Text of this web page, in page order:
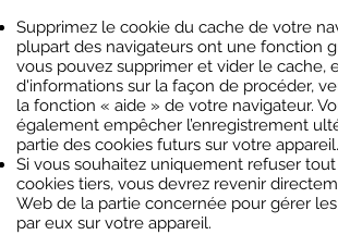
Supprimez le cookie du cache de votre
plupart des navigateurs ont une fonction
vous pouvez supprimer et vider le cache,
d'informations sur la façon de procéder,
la fonction « aide » de votre navigateur.
également empêcher l’enregistrement
partie des cookies futurs sur votre appareil.
Si vous souhaitez uniquement refuser
cookies tiers, vous devrez revenir
Web de la partie concernée pour gérer
par eux sur votre appareil.